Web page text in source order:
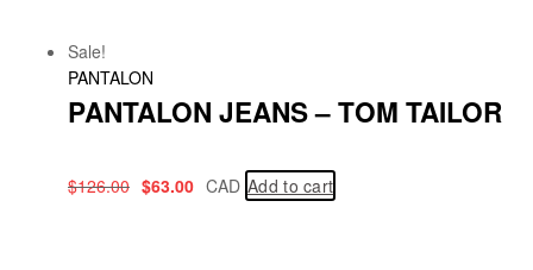
Sale!
PANTALON
PANTALON JEANS – TOM TAILOR
$126.00 $63.00 CAD Add to cart